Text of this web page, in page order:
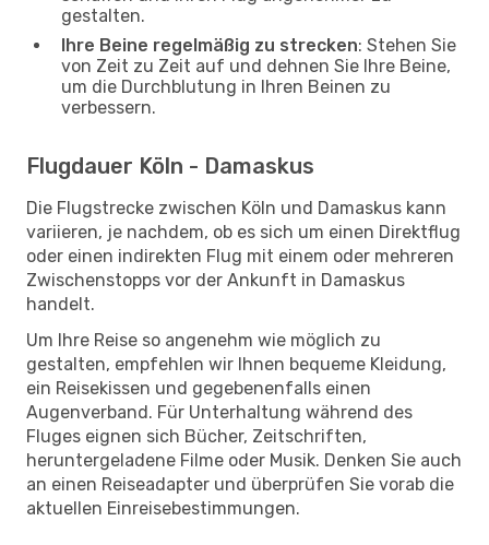
gestalten.
Ihre Beine regelmäßig zu strecken: Stehen Sie
von Zeit zu Zeit auf und dehnen Sie Ihre Beine,
um die Durchblutung in Ihren Beinen zu
verbessern.
Flugdauer Köln - Damaskus
Die Flugstrecke zwischen Köln und Damaskus kann
variieren, je nachdem, ob es sich um einen Direktflug
oder einen indirekten Flug mit einem oder mehreren
Zwischenstopps vor der Ankunft in Damaskus
handelt.
Um Ihre Reise so angenehm wie möglich zu
gestalten, empfehlen wir Ihnen bequeme Kleidung,
ein Reisekissen und gegebenenfalls einen
Augenverband. Für Unterhaltung während des
Fluges eignen sich Bücher, Zeitschriften,
heruntergeladene Filme oder Musik. Denken Sie auch
an einen Reiseadapter und überprüfen Sie vorab die
aktuellen Einreisebestimmungen.